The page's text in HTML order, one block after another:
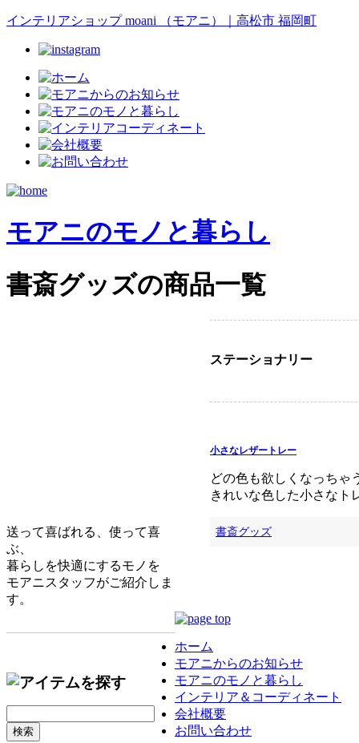
インテリアショップ moani （モアニ）｜高松市 福岡町
モアニのモノと暮らし
書斎グッズの商品一覧
送って喜ばれる、使って喜
ぶ、
暮らしを快適にするモノを
モアニスタッフがご紹介しま
す。
ステーショナリー
小さなレザートレー
どの色も欲しくなっちゃ
きれいな色した小さなト
書斎グッズ
ホーム
モアニからのお知らせ
モアニのモノと暮らし
インテリア＆コーディネート
会社概要
お問い合わせ